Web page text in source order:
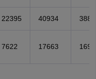
22395 40934
7622 17663